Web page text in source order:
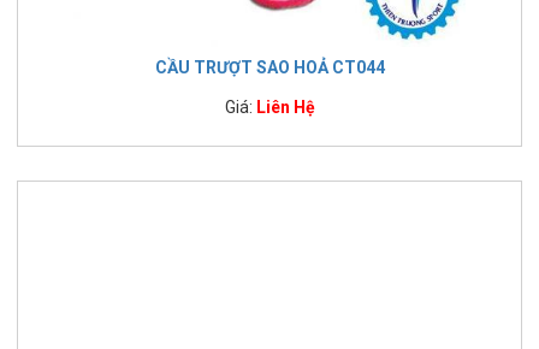
CẦU TRƯỢT SAO HOẢ CT044
Giá: Liên Hệ